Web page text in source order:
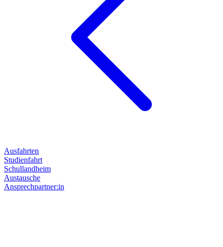
Ausfahrten
Studienfahrt
Schullandheim
Austausche
Ansprechpartner:in